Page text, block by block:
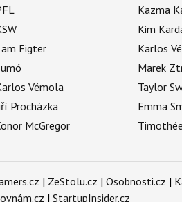
Figter
Vémola
Procházka
McGregor
Kazma
Kim
Karlos
Marek
Taylor
Emma
| ZeStolu.cz | Osobnosti.cz |
| StartupInsider.cz